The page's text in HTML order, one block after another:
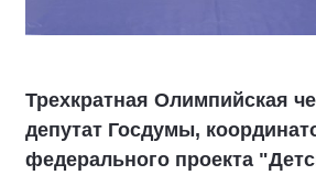
Трехкратная Олимпийская
депутат Госдумы,
федерального проекта